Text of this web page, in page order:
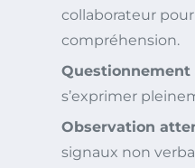
collaborateur
compréhension.
Questionnement
s’exprimer
Observation
signaux non